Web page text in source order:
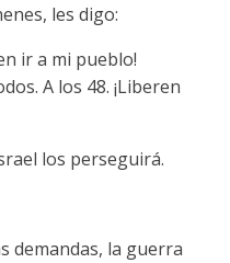
les digo:
ir a mi pueblo!
A los 48. ¡Liberen
los perseguirá.
demandas, la guerra